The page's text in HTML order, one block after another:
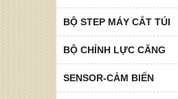
BỘ STEP MÁY CẮT TÚI
BỘ CHỈNH LỰC CĂNG
SENSOR-CẢM BIẾN